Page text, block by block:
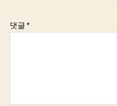
댓글*